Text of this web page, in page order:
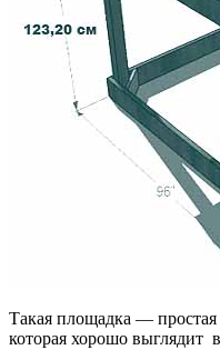
Такая площадка — простая
которая хорошо выглядит